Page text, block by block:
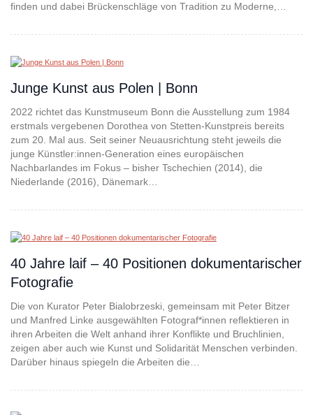
finden und dabei Brückenschläge von Tradition zu Moderne,…
Junge Kunst aus Polen | Bonn
2022 richtet das Kunstmuseum Bonn die Ausstellung zum 1984
erstmals vergebenen Dorothea von Stetten-Kunstpreis bereits
zum 20. Mal aus. Seit seiner Neuausrichtung steht jeweils die
junge Künstler:innen-Generation eines europäischen
Nachbarlandes im Fokus – bisher Tschechien (2014), die
Niederlande (2016), Dänemark…
40 Jahre laif – 40 Positionen dokumentarischer
Fotografie
Die von Kurator Peter Bialobrzeski, gemeinsam mit Peter Bitzer
und Manfred Linke ausgewählten Fotograf*innen reflektieren in
ihren Arbeiten die Welt anhand ihrer Konflikte und Bruchlinien,
zeigen aber auch wie Kunst und Solidarität Menschen verbinden.
Darüber hinaus spiegeln die Arbeiten die…